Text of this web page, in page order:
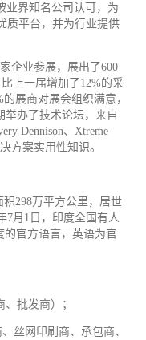
业界知名公司认可，为
质平台，并为行业提供
企业参展，展出了600
上一届增加了12%的采
展商对展会组织满意，
举办了技术论坛，来自
Dennison、Xtreme
方案实用性知识。
298万平方公里，居世
7月1日，印度全国有人
的官方语言，英语为官
批发商）；
丝网印刷商、承包商、